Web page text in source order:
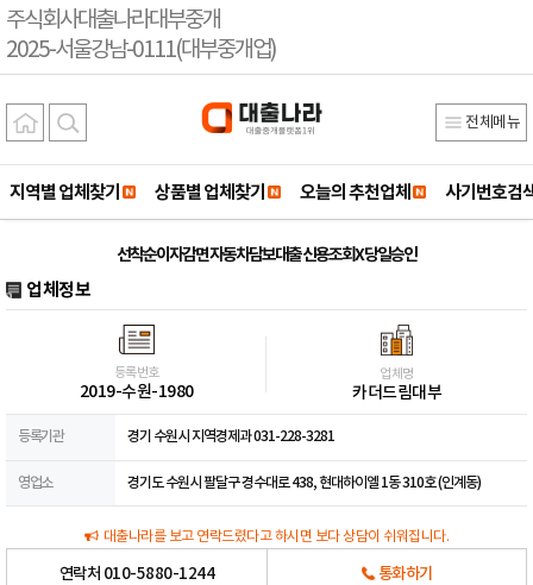
주식회사대출나라대부중개
2025-서울강남-0111(대부중개업)
전체메뉴
지역별 업체찾기 상품별 업체찾기 오늘의 추천업체 사기번호검
선착순이자감면 자동차담보대출 신용조회X 당일승인
업체정보
등록번호
2019-수원-1980
업체명
카더드림대부
등록기관 경기 수원시 지역경제과 031-228-3281
영업소 경기도 수원시 팔달구 경수대로 438, 현대하이엘 1동 310호 (인계동)
대출나라를 보고 연락드렸다고 하시면 보다 상담이 쉬워집니다.
연락처 010-5880-1244 통화하기